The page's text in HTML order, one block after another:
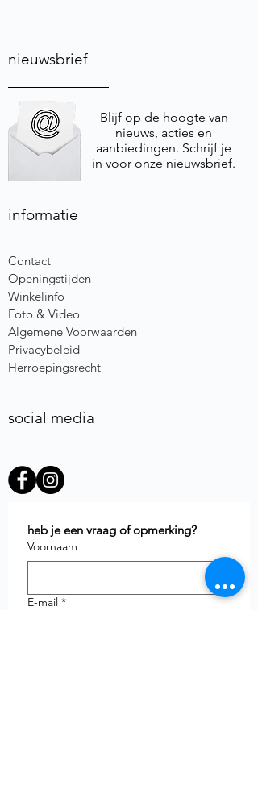
nieuwsbrief
Blijf op de hoogte van
nieuws, acties en
aanbiedingen. Schrijf je
in voor onze nieuwsbrief.
informatie
Contact
Openingstijden
Winkelinfo
Foto & Video
Algemene Voorwaarden
Privacybeleid
Herroepingsrecht
social media
heb je een vraag of opmerking?
Voornaam
E-mail *